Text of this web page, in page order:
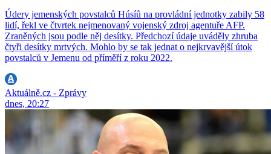
Údery jemenských povstalců Húsíů na provládní jednotky zabily 58
lidí, řekl ve čtvrtek nejmenovaný vojenský zdroj agentuře AFP.
Zraněných jsou podle něj desítky. Předchozí údaje uváděly zhruba
čtyři desítky mrtvých. Mohlo by se tak jednat o nejkrvavější útok
povstalců v Jemenu od příměří z roku 2022.
Aktuálně.cz - Zprávy
dnes, 20:27